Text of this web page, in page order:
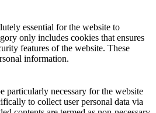
essential for the website to
only includes cookies that ensures
features of the website. These
information.
particularly necessary for the website
to collect user personal data via